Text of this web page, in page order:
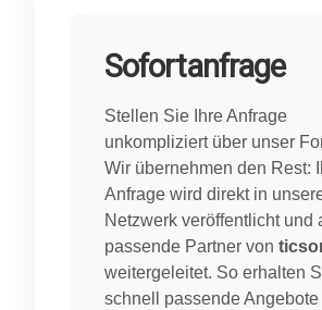
Sofortanfrage
Stellen Sie Ihre Anfrage
unkompliziert über unser
Wir übernehmen den Rest:
Anfrage wird direkt in
Netzwerk veröffentlicht und
passende Partner von
weitergeleitet. So erhalten
schnell passende Angebote